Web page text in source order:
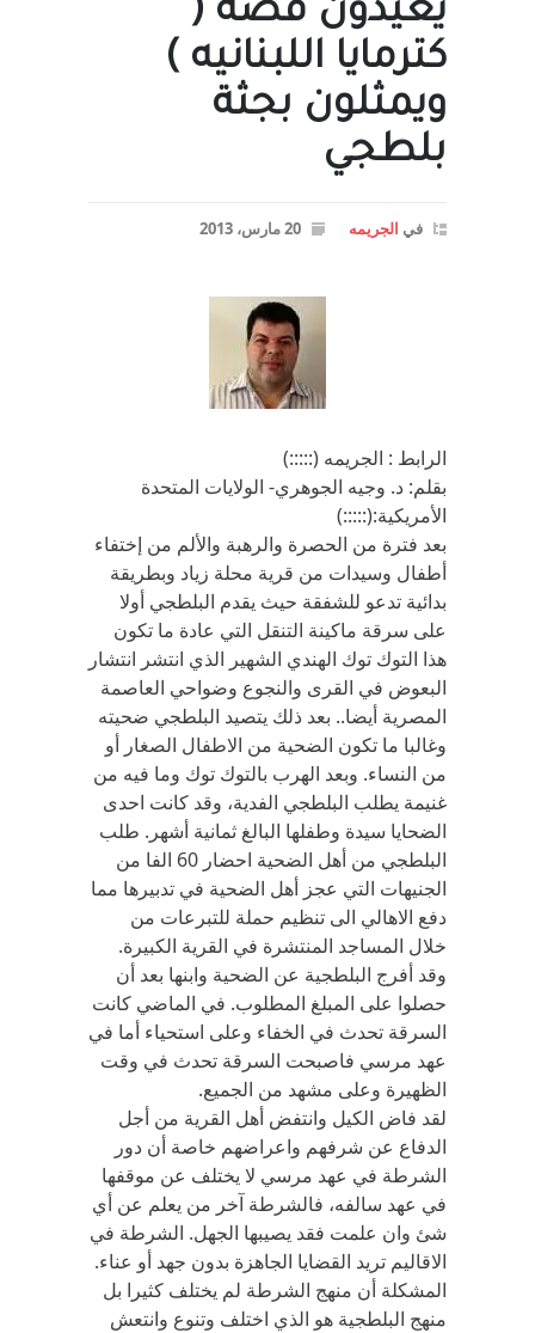
يعيدون قصة (
كترمايا اللبنانيه )
ويمثلون بجثة
بلطجي
في الجريمه 20 مارس، 2013
الرابط : الجريمه (:::::)
بقلم: د. وجيه الجوهري- الولايات المتحدة
الأمريكية:(:::::)
بعد فترة من الحصرة والرهبة والألم من إختفاء
أطفال وسيدات من قرية محلة زياد وبطريقة
بدائية تدعو للشفقة حيث يقدم البلطجي أولا
على سرقة ماكينة التنقل التي عادة ما تكون
هذا التوك توك الهندي الشهير الذي انتشر انتشار
البعوض في القرى والنجوع وضواحي العاصمة
المصرية أيضا.. بعد ذلك يتصيد البلطجي ضحيته
وغالبا ما تكون الضحية من الاطفال الصغار أو
من النساء. وبعد الهرب بالتوك توك وما فيه من
غنيمة يطلب البلطجي الفدية، وقد كانت احدى
الضحايا سيدة وطفلها البالغ ثمانية أشهر. طلب
البلطجي من أهل الضحية احضار 60 الفا من
الجنيهات التي عجز أهل الضحية في تدبيرها مما
دفع الاهالي الى تنظيم حملة للتبرعات من
خلال المساجد المنتشرة في القرية الكبيرة.
وقد أفرج البلطجية عن الضحية وابنها بعد أن
حصلوا على المبلغ المطلوب. في الماضي كانت
السرقة تحدث في الخفاء وعلى استحياء أما في
عهد مرسي فاصبحت السرقة تحدث في وقت
الظهيرة وعلى مشهد من الجميع.
لقد فاض الكيل وانتفض أهل القرية من أجل
الدفاع عن شرفهم واعراضهم خاصة أن دور
الشرطة في عهد مرسي لا يختلف عن موقفها
في عهد سالفه، فالشرطة آخر من يعلم عن أي
شئ وان علمت فقد يصيبها الجهل. الشرطة في
الاقاليم تريد القضايا الجاهزة بدون جهد أو عناء.
المشكلة أن منهج الشرطة لم يختلف كثيرا بل
منهج البلطجية هو الذي اختلف وتنوع وانتعش